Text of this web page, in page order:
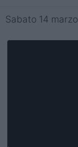
Sabato 14 marzo